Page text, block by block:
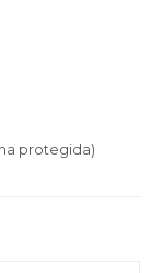
protegida)